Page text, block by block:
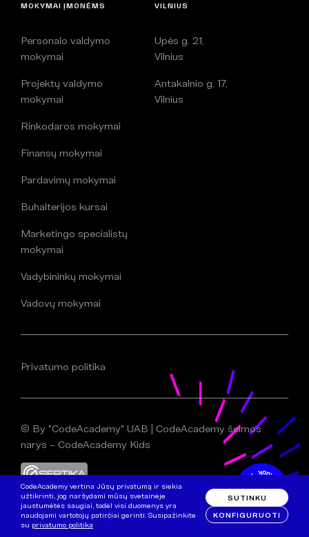
MOKYMAI ĮMONĖMS
Personalo valdymo
mokymai
Projektų valdymo
mokymai
Rinkodaros mokymai
Finansų mokymai
Pardavimų mokymai
Buhalterijos kursai
Marketingo specialistų
mokymai
Vadybininkų mokymai
Vadovų mokymai
VILNIUS
Upės g. 21,
Vilnius
Antakalnio g. 17,
Vilnius
Privatumo politika
© By "CodeAcademy" UAB | CodeAcademy šeimos
narys – CodeAcademy Kids
CodeAcademy vertina Jūsų privatumą ir siekia
užtikrinti, jog naršydami mūsų svetainėje
jaustumėtės saugiai, todėl visi duomenys yra
naudojami vartotojų patirčiai gerinti. Susipažinkite
su privatumo politika
SUTINKU
KONFIGURUOTI